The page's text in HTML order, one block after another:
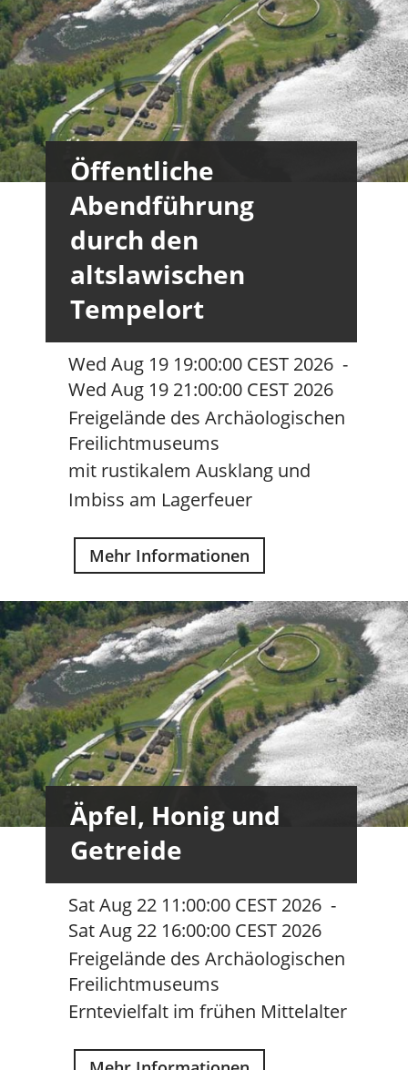
Öffentliche
Abendführung
durch den
altslawischen
Tempelort
Wed Aug 19 19:00:00 CEST 2026 -
Wed Aug 19 21:00:00 CEST 2026
Freigelände des Archäologischen
Freilichtmuseums
mit rustikalem Ausklang und
Imbiss am Lagerfeuer
Mehr Informationen
Äpfel, Honig und
Getreide
Sat Aug 22 11:00:00 CEST 2026 -
Sat Aug 22 16:00:00 CEST 2026
Freigelände des Archäologischen
Freilichtmuseums
Erntevielfalt im frühen Mittelalter